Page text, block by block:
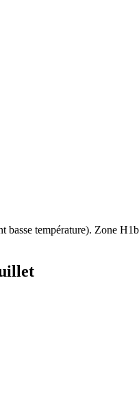
basse température). Zone H1b